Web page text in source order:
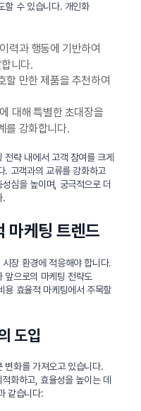
할 수 있습니다. 개인화
력과 행동에 기반하여
니다.
만한 제품을 추천하여
대해 특별한 초대장을
를 강화합니다.
전략 내에서 고객 참여를 크게
. 고객과의 교류를 강화하고
심을 높이며, 궁극적으로 더
.
마케팅 트렌드
장 환경에 적응해야 합니다.
앞으로의 마케팅 전략도
용 효율적 마케팅에서 주목할
도입
변화를 가져오고 있습니다.
화하고, 효율성을 높이는 데
같습니다: